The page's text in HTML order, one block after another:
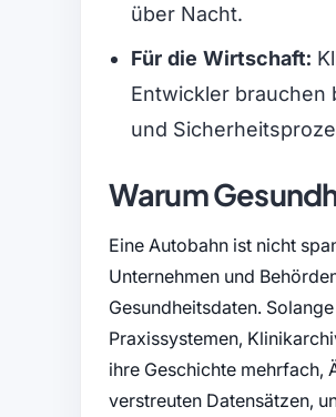
über Nacht.
Für die Wirtschaft:
Entwickler brauchen
und
Warum
Eine Autobahn ist nicht
Unternehmen und
Gesundheitsdaten.
Praxissystemen,
ihre Geschichte mehrfach,
verstreuten Datensätzen,